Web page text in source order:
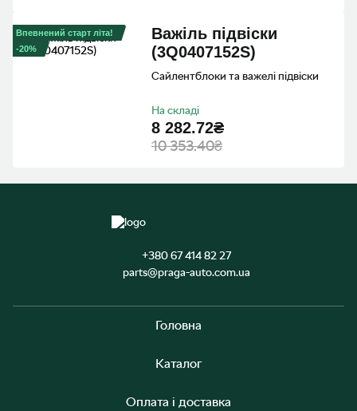
Впевнений старт літа!
-20%
Важiль пiдвiски
(3Q0407152S)
Сайлентблоки та важелі підвіски
8 282.72₴
10 353.40₴
На складі
+380 67 414 82 27
parts@praga-auto.com.ua
Головна
Каталог
Оплата і доставка